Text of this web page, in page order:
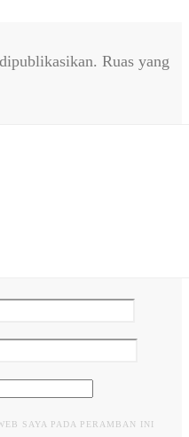
Ruas yang
SAYA PADA PERAMBAN INI